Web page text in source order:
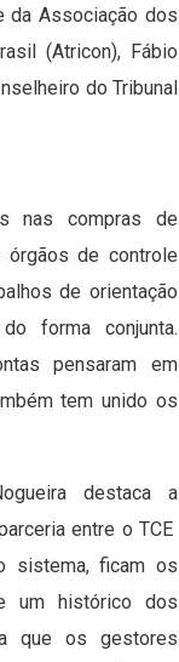
da Associação dos
(Atricon), Fábio
do Tribunal
nas compras de
de controle
de orientação
forma conjunta.
pensaram em
tem unido os
destaca a
entre o TCE
sistema, ficam os
um histórico dos
que os gestores